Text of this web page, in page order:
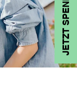
JETZT SPENDEN